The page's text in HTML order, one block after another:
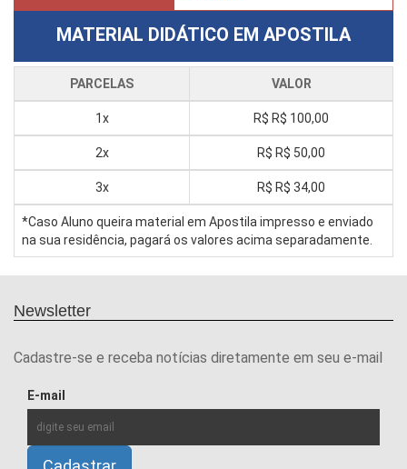
MATERIAL DIDÁTICO EM APOSTILA
PARCELAS VALOR
1x R$ R$ 100,00
2x R$ R$ 50,00
3x R$ R$ 34,00
*Caso Aluno queira material em Apostila impresso e enviado
na sua residência, pagará os valores acima separadamente.
Newsletter
Cadastre-se e receba notícias diretamente em seu e-mail
E-mail